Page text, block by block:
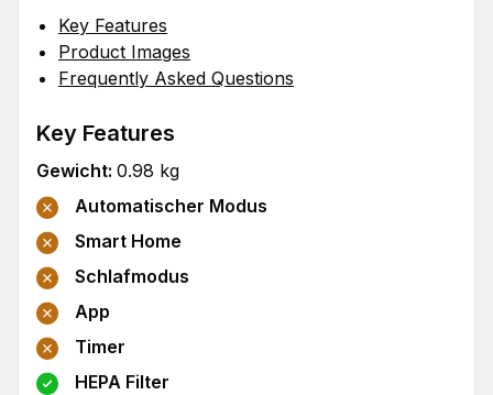
Key Features
Product Images
Frequently Asked Questions
Key Features
Gewicht: 0.98 kg
Automatischer Modus
Smart Home
Schlafmodus
App
Timer
HEPA Filter